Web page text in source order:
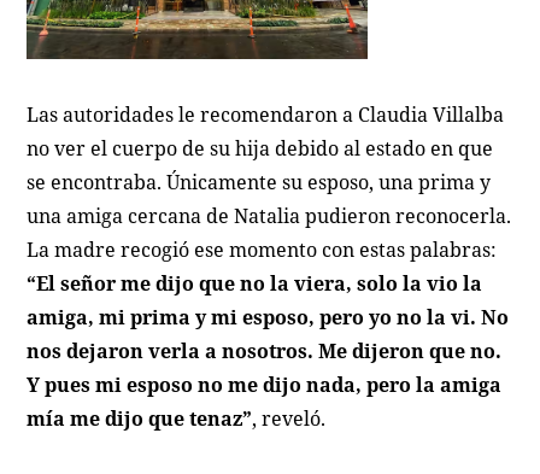
Las autoridades le recomendaron a Claudia Villalba
no ver el cuerpo de su hija debido al estado en que
se encontraba. Únicamente su esposo, una prima y
una amiga cercana de Natalia pudieron reconocerla.
La madre recogió ese momento con estas palabras:
“El señor me dijo que no la viera, solo la vio la
amiga, mi prima y mi esposo, pero yo no la vi. No
nos dejaron verla a nosotros. Me dijeron que no.
Y pues mi esposo no me dijo nada, pero la amiga
mía me dijo que tenaz”, reveló.